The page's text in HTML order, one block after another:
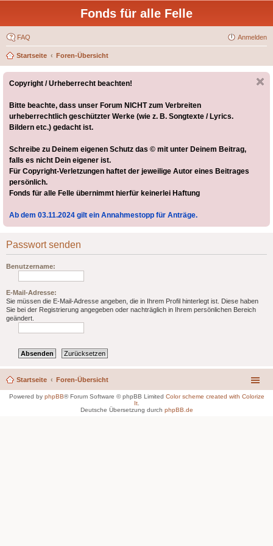
Fonds für alle Felle
FAQ Anmelden
Startseite Foren-Übersicht
Copyright / Urheberrecht beachten!
Bitte beachte, dass unser Forum NICHT zum Verbreiten
urheberrechtlich geschützter Werke (wie z. B. Songtexte / Lyrics.
Bildern etc.) gedacht ist.
Schreibe zu Deinem eigenen Schutz das © mit unter Deinem Beitrag,
falls es nicht Dein eigener ist.
Für Copyright-Verletzungen haftet der jeweilige Autor eines Beitrages
persönlich.
Fonds für alle Felle übernimmt hierfür keinerlei Haftung
Ab dem 03.11.2024 gilt ein Annahmestopp für Anträge.
Passwort senden
Benutzername:
E-Mail-Adresse:
Sie müssen die E-Mail-Adresse angeben, die in Ihrem Profil hinterlegt ist. Diese haben
Sie bei der Registrierung angegeben oder nachträglich in Ihrem persönlichen Bereich
geändert.
Startseite Foren-Übersicht
Powered by phpBB® Forum Software © phpBB Limited Color scheme created with Colorize
It.
Deutsche Übersetzung durch phpBB.de